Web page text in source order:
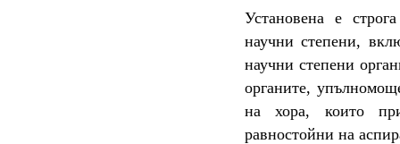
Установена е
научни степени,
научни степени
органите,
на хора, които
равностойни на